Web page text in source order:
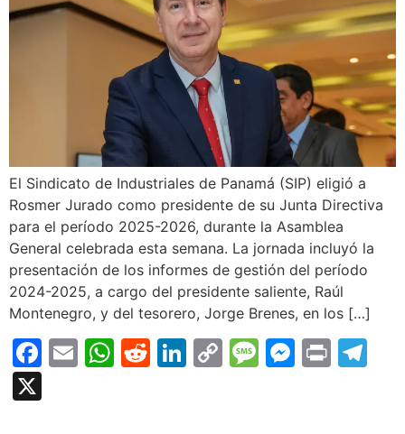
El Sindicato de Industriales de Panamá (SIP) eligió a
Rosmer Jurado como presidente de su Junta Directiva
para el período 2025-2026, durante la Asamblea
General celebrada esta semana. La jornada incluyó la
presentación de los informes de gestión del período
2024-2025, a cargo del presidente saliente, Raúl
Montenegro, y del tesorero, Jorge Brenes, en los […]
Facebook
EmailWhatsApp
Reddit
LinkedIn
CopyMessage
Print